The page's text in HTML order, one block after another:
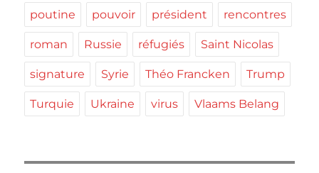
poutine pouvoir président rencontres
roman Russie réfugiés Saint Nicolas
signature Syrie Théo Francken Trump
Turquie Ukraine virus Vlaams Belang